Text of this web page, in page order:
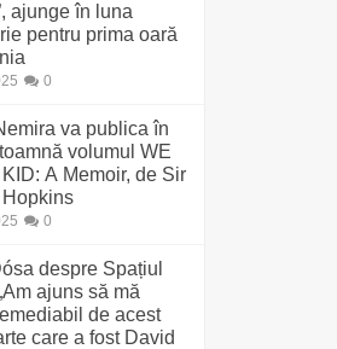
ajunge în luna
pentru prima oară
0
va publica în
volumul WE
A Memoir, de Sir
0
despre Spațiul
ajuns să mă
de acest
care a fost David